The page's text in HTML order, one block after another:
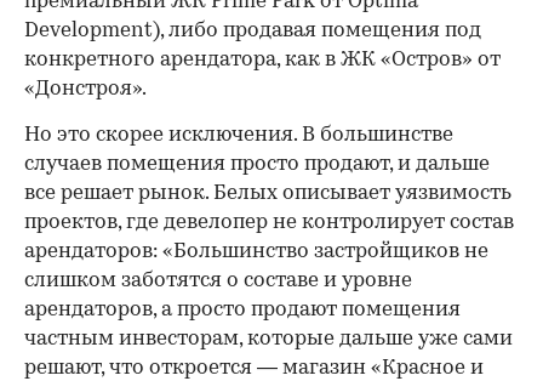
Development), либо продавая помещения под
конкретного арендатора, как в ЖК «Остров» от
«Донстроя».
Но это скорее исключения. В большинстве
случаев помещения просто продают, и дальше
все решает рынок. Белых описывает уязвимость
проектов, где девелопер не контролирует состав
арендаторов: «Большинство застройщиков не
слишком заботятся о составе и уровне
арендаторов, а просто продают помещения
частным инвесторам, которые дальше уже сами
решают, что откроется — магазин «Красное и